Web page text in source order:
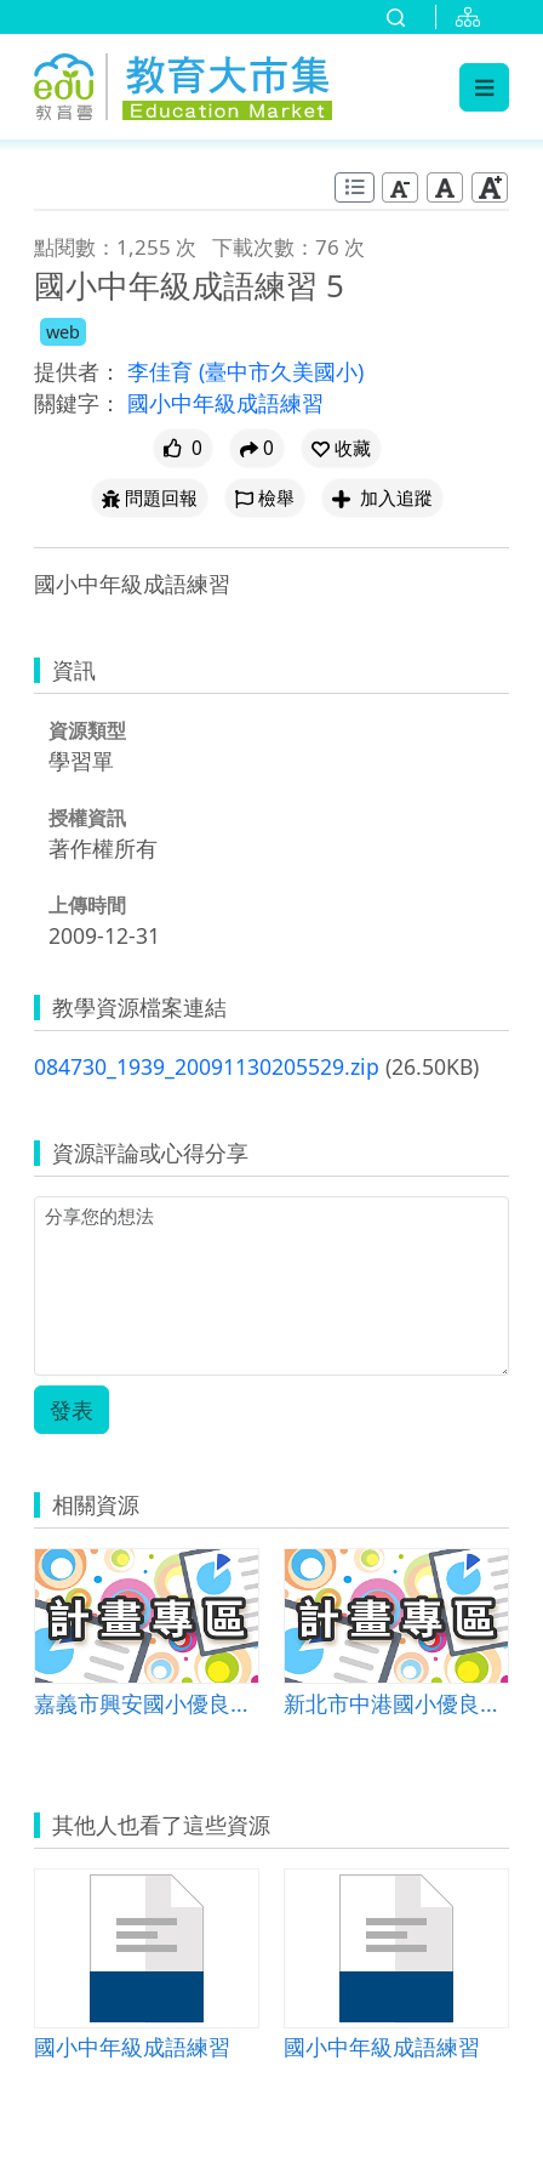
點閱數：1,255 次 下載次數：76 次
國小中年級成語練習 5
web
提供者： 李佳育 (臺中市久美國小)
關鍵字： 國小中年級成語練習
0 0
收藏
問題回報
檢舉 加入追蹤
國小中年級成語練習
資訊
資源類型
學習單
授權資訊
著作權所有
上傳時間
2009-12-31
教學資源檔案連結
084730_1939_20091130205529.zip (26.50KB)
資源評論或心得分享
發表
相關資源
嘉義市興安國小優良學校選拔簡報 新北市中港國小優良學校選拔簡報
其他人也看了這些資源
國小中年級成語練習 國小中年級成語練習